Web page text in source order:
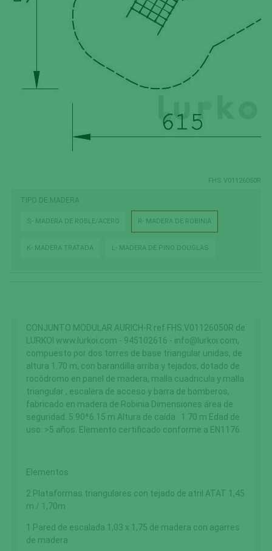
FHS.V01126050R
TIPO DE MADERA
S- MADERA DE ROBLE/ACERO R- MADERA DE ROBINIA
K- MADERA TRATADA L- MADERA DE PINO DOUGLAS
CONJUNTO MODULAR AURICH-R ref FHS.V01126050R de
LURKOI www.lurkoi.com - 945102616 - info@lurkoi.com,
compuesto por dos torres de base triangular unidas, de
altura 1.70 m, con barandilla arriba y tejados, dotado de
rocódromo en panel de madera, malla cuadricula y malla
triangular , escalera de acceso y barra de bomberos,
fabricado en madera de Robinia Dimensiones área de
seguridad: 5.90*6.15 m Altura de caída : 1.70 m Edad de
uso: >5 años. Elemento certificado conforme a EN1176.
Elementos:
2 Plataformas triangulares con tejado de atril ATAT 1,45
m / 1,70m
1 Pared de escalada 1,03 x 1,75 de madera con agarres
de madera